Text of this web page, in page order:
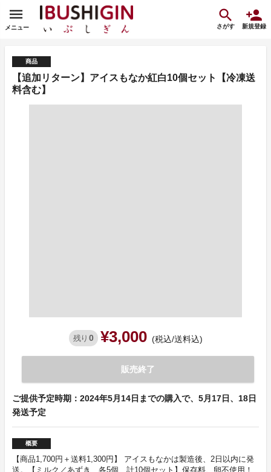
メニュー さがす 新規登録
商品
【追加リターン】アイスもなか紅白10個セット【冷凍送
料含む】
残り 0 ¥3,000 (税込/送料込)
販売終了
ご提供予定時期：2024年5月14日までの購入で、5月17日、18日
発送予定
概要
【商品1,700円＋送料1,300円】 アイスもなかは製造後、2日以内に発
送。【ミルク／あずき 各5個 計10個セット】保存料、卵不使用！